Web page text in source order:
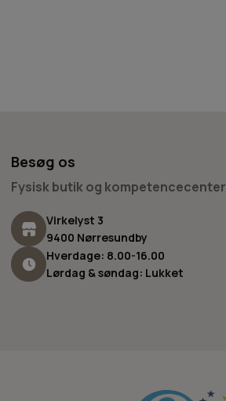
Besøg os
Fysisk butik og kompetencecenter
Virkelyst 3
9400 Nørresundby
Hverdage: 8.00-16.00
Lørdag & søndag: Lukket